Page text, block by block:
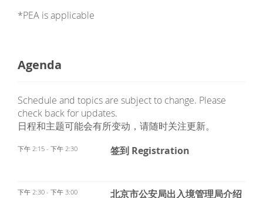
*PEA is applicable
Agenda
Schedule and topics are subject to change. Please
check back for updates.
日程和主题可能会有所变动，请随时关注更新。
下午 2:15 - 下午 2:30 签到 Registration
下午 2:30 - 下午 3:00 北京市公安局出入境管理局介绍